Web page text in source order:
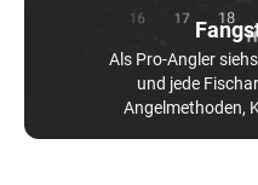
Als Pro-Angler
und jede
Angelmethoden,